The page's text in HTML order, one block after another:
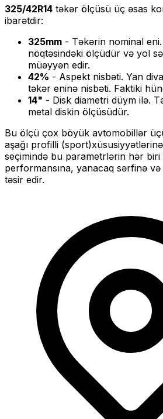
325/42R14 təkər ölçüsü üç əsas
ibarətdir:
325mm - Təkərin nominal
nöqtəsindəki ölçüdür və yol
müəyyən edir.
42% - Aspekt nisbəti. Yan
təkər eninə nisbəti. Faktiki
14" - Disk diametri düym ilə.
metal diskin ölçüsüdür.
Bu ölçü çox böyük avtomobillər
aşağı profilli (sport)
seçimində bu parametrlərin hər
performansına, yanacaq sərfinə
təsir edir.